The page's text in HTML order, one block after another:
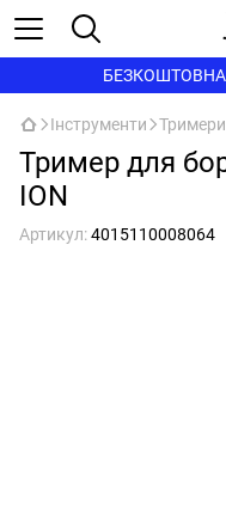
БЕЗКОШТОВНА
Інструменти Тримери
Тример для
ION
Артикул:4015110008064